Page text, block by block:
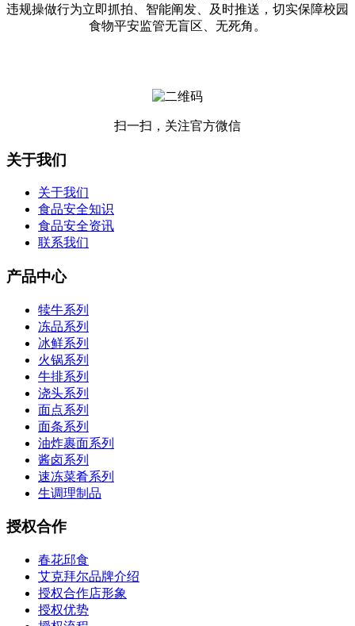
违规操做行为立即抓拍、智能阐发、及时推送，切实保障校园
食物平安监管无盲区、无死角。
扫一扫，关注官方微信
关于我们
关于我们
食品安全知识
食品安全资讯
联系我们
产品中心
犊牛系列
冻品系列
冰鲜系列
火锅系列
牛排系列
浇头系列
面点系列
面条系列
油炸裹面系列
酱卤系列
速冻菜肴系列
生调理制品
授权合作
春花邱食
艾克拜尔品牌介绍
授权合作店形象
授权优势